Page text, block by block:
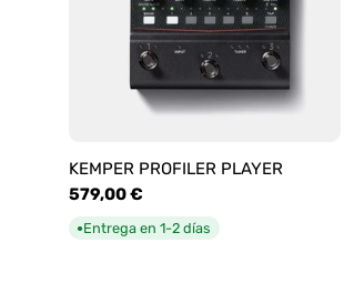
KEMPER PROFILER PLAYER
Precio
habitual
579,00 €
●Entrega en 1-2 días